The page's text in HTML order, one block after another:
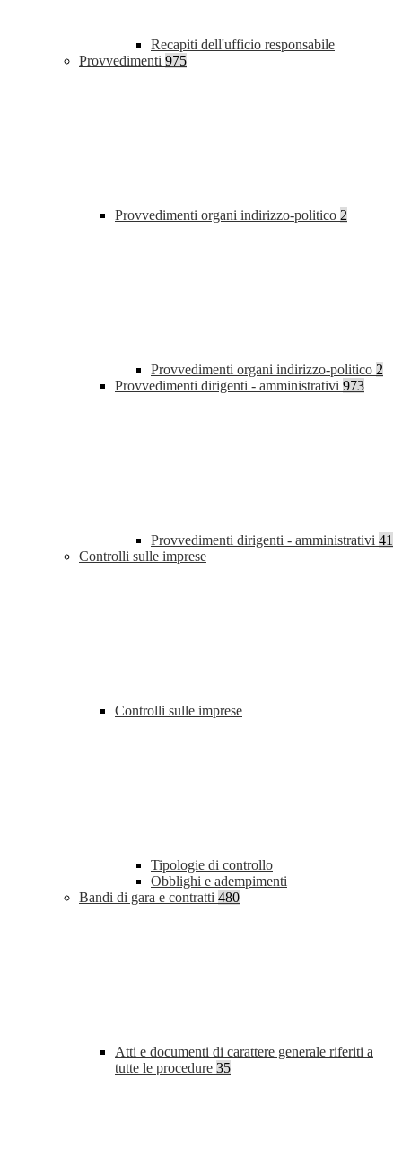
Recapiti dell'ufficio responsabile
Provvedimenti 975
Provvedimenti organi indirizzo-politico 2
Provvedimenti organi indirizzo-politico 2
Provvedimenti dirigenti - amministrativi 973
Provvedimenti dirigenti - amministrativi 41
Controlli sulle imprese
Controlli sulle imprese
Tipologie di controllo
Obblighi e adempimenti
Bandi di gara e contratti 480
Atti e documenti di carattere generale riferiti a
tutte le procedure 35